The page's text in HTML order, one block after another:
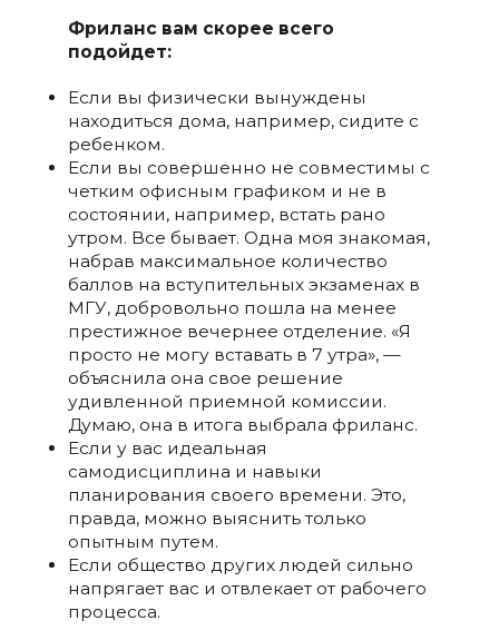
Фриланс вам скорее всего
подойдет:
Если вы физически вынуждены
находиться дома, например, сидите с
ребенком.
Если вы совершенно не совместимы с
четким офисным графиком и не в
состоянии, например, встать рано
утром. Все бывает. Одна моя знакомая,
набрав максимальное количество
баллов на вступительных экзаменах в
МГУ, добровольно пошла на менее
престижное вечернее отделение. «Я
просто не могу вставать в 7 утра», —
объяснила она свое решение
удивленной приемной комиссии.
Думаю, она в итога выбрала фриланс.
Если у вас идеальная
самодисциплина и навыки
планирования своего времени. Это,
правда, можно выяснить только
опытным путем.
Если общество других людей сильно
напрягает вас и отвлекает от рабочего
процесса.